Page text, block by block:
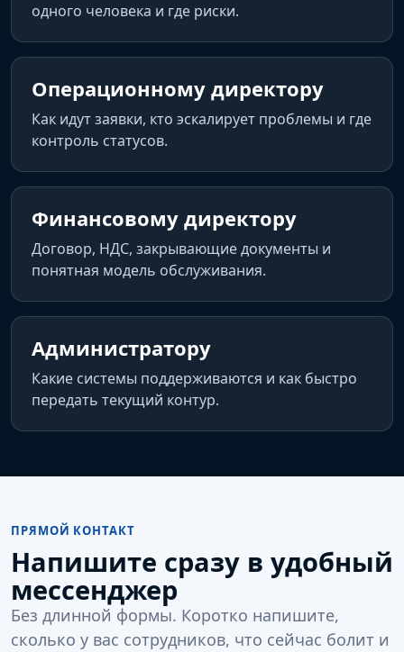
одного человека и где риски.
Операционному директору
Как идут заявки, кто эскалирует проблемы и где
контроль статусов.
Финансовому директору
Договор, НДС, закрывающие документы и
понятная модель обслуживания.
Администратору
Какие системы поддерживаются и как быстро
передать текущий контур.
ПРЯМОЙ КОНТАКТ
Напишите сразу в удобный
мессенджер
Без длинной формы. Коротко напишите,
сколько у вас сотрудников, что сейчас болит и